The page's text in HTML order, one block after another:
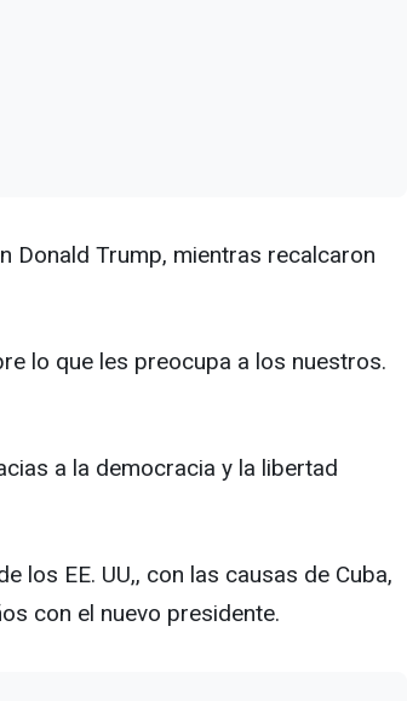
Donald Trump, mientras recalcaron
lo que les preocupa a los nuestros.
a la democracia y la libertad
los EE. UU,, con las causas de Cuba,
con el nuevo presidente.